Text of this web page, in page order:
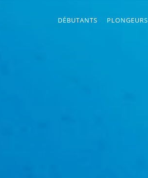
DÉBUTANTS PLONGEURS